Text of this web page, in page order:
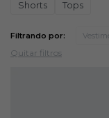
Shorts
Tops
Filtrando por:
Quitar filtros